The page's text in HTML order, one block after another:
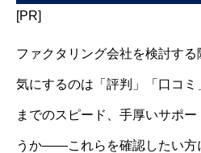
[PR]
ファクタリング会社を検討す
気にするのは「評判」「口コ
までのスピード、手厚いサポ
うか――これらを確認したい方